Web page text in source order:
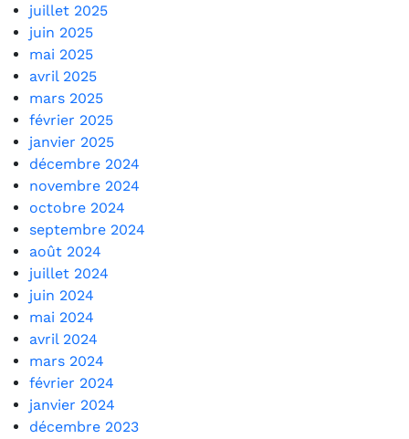
juillet 2025
juin 2025
mai 2025
avril 2025
mars 2025
février 2025
janvier 2025
décembre 2024
novembre 2024
octobre 2024
septembre 2024
août 2024
juillet 2024
juin 2024
mai 2024
avril 2024
mars 2024
février 2024
janvier 2024
décembre 2023